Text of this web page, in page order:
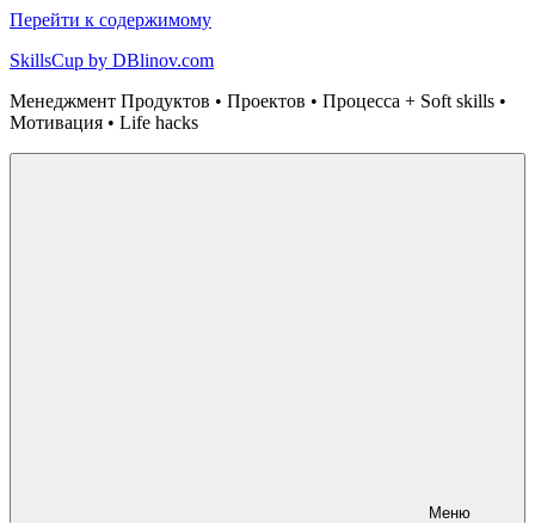
Перейти к содержимому
SkillsCup by DBlinov.com
Менеджмент Продуктов • Проектов • Процесса + Soft skills •
Мотивация • Life hacks
Меню